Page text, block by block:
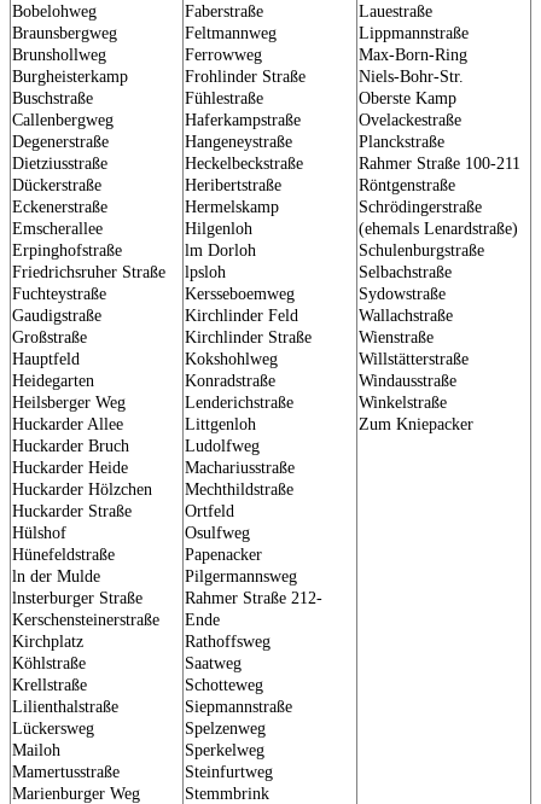
Bobelohweg
Braunsbergweg
Brunshollweg
Burgheisterkamp
Buschstraße
Callenbergweg
Degenerstraße
Dietziusstraße
Dückerstraße
Eckenerstraße
Emscherallee
Erpinghofstraße
Friedrichsruher Straße
Fuchteystraße
Gaudigstraße
Großstraße
Hauptfeld
Heidegarten
Heilsberger Weg
Huckarder Allee
Huckarder Bruch
Huckarder Heide
Huckarder Hölzchen
Huckarder Straße
Hülshof
Hünefeldstraße
ln der Mulde
lnsterburger Straße
Kerschensteinerstraße
Kirchplatz
Köhlstraße
Krellstraße
Lilienthalstraße
Lückersweg
Mailoh
Mamertusstraße
Marienburger Weg
Faberstraße
Feltmannweg
Ferrowweg
Frohlinder Straße
Fühlestraße
Haferkampstraße
Hangeneystraße
Heckelbeckstraße
Heribertstraße
Hermelskamp
Hilgenloh
lm Dorloh
lpsloh
Kersseboemweg
Kirchlinder Feld
Kirchlinder Straße
Kokshohlweg
Konradstraße
Lenderichstraße
Littgenloh
Ludolfweg
Machariusstraße
Mechthildstraße
Ortfeld
Osulfweg
Papenacker
Pilgermannsweg
Rahmer Straße 212-
Ende
Rathoffsweg
Saatweg
Schotteweg
Siepmannstraße
Spelzenweg
Sperkelweg
Steinfurtweg
Stemmbrink
Lauestraße
Lippmannstraße
Max-Born-Ring
Niels-Bohr-Str.
Oberste Kamp
Ovelackestraße
Planckstraße
Rahmer Straße 100-211
Röntgenstraße
Schrödingerstraße
(ehemals Lenardstraße)
Schulenburgstraße
Selbachstraße
Sydowstraße
Wallachstraße
Wienstraße
Willstätterstraße
Windausstraße
Winkelstraße
Zum Kniepacker